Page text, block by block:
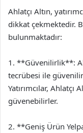
Ahlatçı Altın,
dikkat çekmektedir.
bulunmaktadır:
1. **Güvenilirlik**:
tecrübesi ile
Yatırımcılar, Ahlatçı
güvenebilirler.
2. **Geniş Ürün